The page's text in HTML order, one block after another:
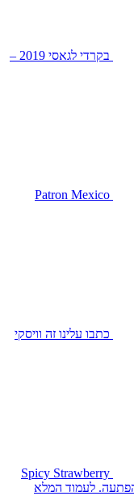
בקרדי לגאסי 2019 –
Patron Mexico
כתבו עלינו זה וויסקי
Spicy Strawberry
לעמוד המלא